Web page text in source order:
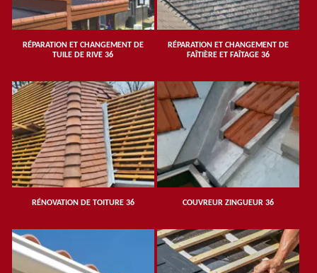
RÉPARATION ET CHANGEMENT DE
TUILE DE RIVE 36
RÉPARATION ET CHANGEMENT DE
FAÎTIÈRE ET FAÎTAGE 36
RÉNOVATION DE TOITURE 36 COUVREUR ZINGUEUR 36